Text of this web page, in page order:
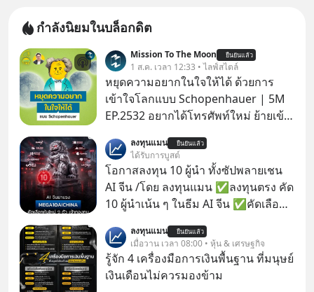
กำลังนิยมในบล็อกดิต
Mission To The Moon ยืนยันแล้ว
1 ส.ค. เวลา 12:33 • ไลฟ์สไตล์
หยุดความอยากในใจให้ได้ ด้วยการ
เข้าใจโลกแบบ Schopenhauer | 5M
EP.2532 อยากได้โทรศัพท์ใหม่ ย้ายเข้า
เคยสงสัยไหมว่าทำไมพอได้ของที่อยาก
ได้มาแล้วความสุขนั้นกลับอยู่กับเราได้
ไม่นาน? นี่คือกลไกพื้นฐานของมนุษย์ที่
Arthur Schopenhauer นักปรัชญา
ชาวเยอรมันเคยอธิบายไว้เมื่อ 200 กว่า
ปีก่อน แล้วเราจะหยุดวงจรความอยาก
ในใจเพื่อความสุขที่ยั่งยืนได้อย่างไร?
ติดตามได้ในพอดแคสต์ 5M EP. นี้
#goodtime #5minutespodcast
ลงทุนแมน ยืนยันแล้ว
ได้รับการบูสต์
โอกาสลงทุน 10 ผู้นำ ทั้งซัปพลายเชน
AI จีน /โดย ลงทุนแมน ✅ลงทุนตรง คัด
10 ผู้นำเน้น ๆ ในธีม AI จีน ✅คัดเลือก
เจ้าของผู้นำ AI จีน ตั้งแต่โรงงานผลิตชิป
หน่วยความจำ โมเดล AI ยันหุ่นยนต์
✅ได้การรับยกเว้นภาษี Capital Gain
ลงทุนแมน ยืนยันแล้ว
เมื่อวาน เวลา 08:00 • หุ้น & เศรษฐกิจ
รู้จัก 4 เครื่องมือการเงินพื้นฐาน ที่มนุษย์
เงินเดือนไม่ควรมองข้าม